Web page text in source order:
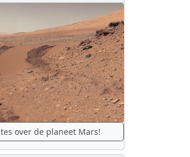
over de planeet Mars!